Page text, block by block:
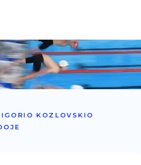
IGORIO KOZLOVSKIO